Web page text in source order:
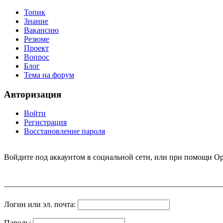
Топик
Знание
Вакансию
Резюме
Проект
Вопрос
Блог
Тема на форум
Авторизация
Войти
Регистрация
Восстановление пароля
Войдите под аккаунтом в социальной сети, или при помощи
Логин или эл. почта: